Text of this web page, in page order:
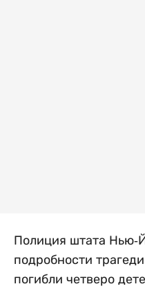
Полиция штата Нью-
подробности
погибли четверо